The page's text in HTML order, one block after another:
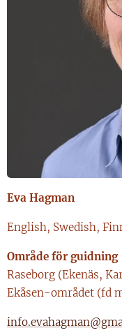
Eva Hagman
English, Swedish,
Område för guidning
Raseborg (Ekenäs,
Ekåsen-området (fd